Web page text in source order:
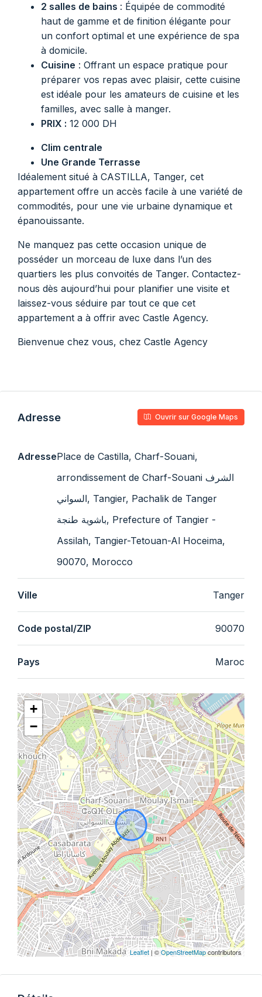
2 salles de bains : Équipée de commodité
haut de gamme et de finition élégante pour
un confort optimal et une expérience de spa
à domicile.
Cuisine : Offrant un espace pratique pour
préparer vos repas avec plaisir, cette cuisine
est idéale pour les amateurs de cuisine et les
familles, avec salle à manger.
PRIX : 12 000 DH
Clim centrale
Une Grande Terrasse
Idéalement situé à CASTILLA, Tanger, cet
appartement offre un accès facile à une variété de
commodités, pour une vie urbaine dynamique et
épanouissante.
Ne manquez pas cette occasion unique de
posséder un morceau de luxe dans l’un des
quartiers les plus convoités de Tanger. Contactez-
nous dès aujourd’hui pour planifier une visite et
laissez-vous séduire par tout ce que cet
appartement a à offrir avec Castle Agency.
Bienvenue chez vous, chez Castle Agency
Adresse Ouvrir sur Google Maps
AdressePlace de Castilla, Charf-Souani,
arrondissement de Charf-Souani الشرف
السواني, Tangier, Pachalik de Tanger
باشوية طنجة, Prefecture of Tangier -
Assilah, Tangier-Tetouan-Al Hoceima,
90070, Morocco
Ville Tanger
Code postal/ZIP 90070
Pays Maroc
+
−
Leaflet | ©OpenStreetMapcontributors